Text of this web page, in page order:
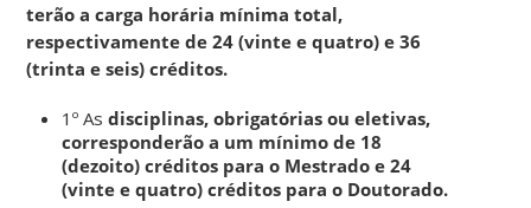
terão a carga horária mínima total,
respectivamente de 24 (vinte e quatro) e 36
(trinta e seis) créditos.
1º Asdisciplinas, obrigatórias ou eletivas,
corresponderão a um mínimo de 18
(dezoito) créditos para o Mestrado e 24
(vinte e quatro) créditos para o Doutorado.